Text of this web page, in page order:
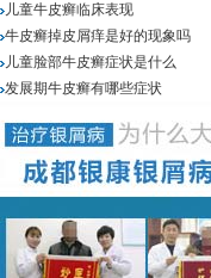
儿童牛皮癣临床表现
牛皮癣掉皮屑痒是好的现象吗
儿童脸部牛皮癣症状是什么
发展期牛皮癣有哪些症状